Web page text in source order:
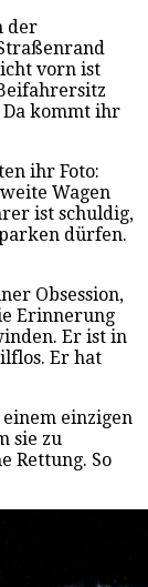
der
vorn ist
Da kommt ihr
ihr Foto:
Wagen
ist schuldig,
dürfen.
Obsession,
Erinnerung
Er ist in
Er hat
einzigen
sie zu
Rettung. So